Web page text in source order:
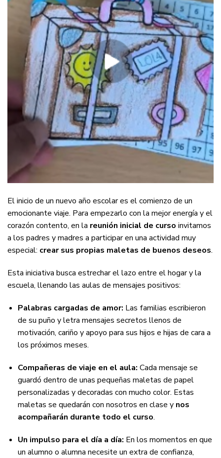
El inicio de un nuevo año escolar es el comienzo de un
emocionante viaje. Para empezarlo con la mejor energía y el
corazón contento, en la reunión inicial de curso invitamos
a los padres y madres a participar en una actividad muy
especial: crear sus propias maletas de buenos deseos.
Esta iniciativa busca estrechar el lazo entre el hogar y la
escuela, llenando las aulas de mensajes positivos:
Palabras cargadas de amor: Las familias escribieron
de su puño y letra mensajes secretos llenos de
motivación, cariño y apoyo para sus hijos e hijas de cara a
los próximos meses.
Compañeras de viaje en el aula: Cada mensaje se
guardó dentro de unas pequeñas maletas de papel
personalizadas y decoradas con mucho color. Estas
maletas se quedarán con nosotros en clase y nos
acompañarán durante todo el curso.
Un impulso para el día a día: En los momentos en que
un alumno o alumna necesite un extra de confianza,